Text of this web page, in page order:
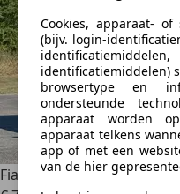
Fiat Fiorino1.3 Euro6D
Cookies, apparaat-
(bijv. login-
identificatiemiddelen)
browsertype en
ondersteunde
apparaat worden
apparaat telkens
app of met een
van de hier